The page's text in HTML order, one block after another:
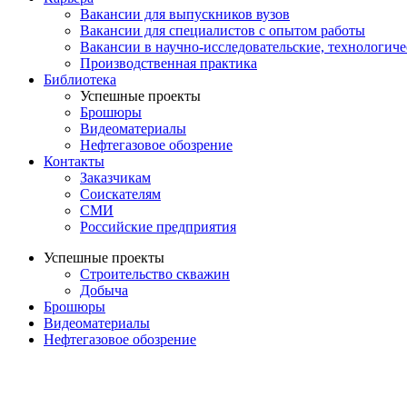
Вакансии для выпускников вузов
Вакансии для специалистов с опытом работы
Вакансии в научно-исследовательские,
Производственная практика
Библиотека
Успешные проекты
Брошюры
Видеоматериалы
Нефтегазовое обозрение
Контакты
Заказчикам
Соискателям
СМИ
Российские предприятия
Успешные проекты
Строительство скважин
Добыча
Брошюры
Видеоматериалы
Нефтегазовое обозрение